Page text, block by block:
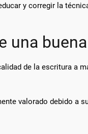
y corregir la
una
de la escritura a
valorado debido a